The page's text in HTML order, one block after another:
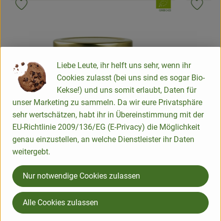
zum Warenkorb hinzufügen
, Preis:
5,79 €/ 180 g
Produkt zum
, Verband:
, Kontrollstelle:
GR-BIO-03
, Preis:
4,99 €
Liebe Leute, ihr helft uns sehr, wenn ihr
Cookies zulasst (bei uns sind es sogar Bio-
Kekse!) und uns somit erlaubt, Daten für
unser Marketing zu sammeln. Da wir eure Privatsphäre
sehr wertschätzen, habt ihr in Übereinstimmung mit der
EU-Richtlinie 2009/136/EG (E-Privacy) die Möglichkeit
genau einzustellen, an welche Dienstleister ihr Daten
weitergebt.
Nur notwendige Cookies zulassen
Alle Cookies zulassen